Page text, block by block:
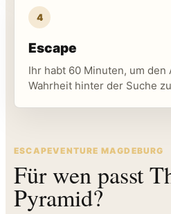
4
Escape
Ihr habt 60 Minuten, um den
Wahrheit hinter der Suche
ESCAPEVENTURE MAGDEBURG
Für wen passt
Pyramid?